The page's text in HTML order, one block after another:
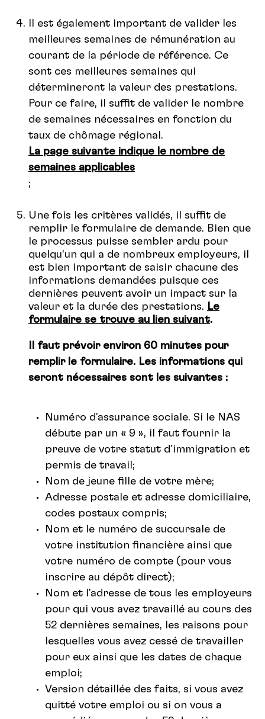
Il est également important de valider les
meilleures semaines de rémunération au
courant de la période de référence. Ce
sont ces meilleures semaines qui
détermineront la valeur des prestations.
Pour ce faire, il suffit de valider le nombre
de semaines nécessaires en fonction du
taux de chômage régional.
La page suivante indique le nombre de
semaines applicables
;
Une fois les critères validés, il suffit de
remplir le formulaire de demande. Bien que
le processus puisse sembler ardu pour
quelqu’un qui a de nombreux employeurs, il
est bien important de saisir chacune des
informations demandées puisque ces
dernières peuvent avoir un impact sur la
valeur et la durée des prestations. Le
formulaire se trouve au lien suivant.
Il faut prévoir environ 60 minutes pour
remplir le formulaire. Les informations qui
seront nécessaires sont les suivantes :
Numéro d'assurance sociale. Si le NAS
débute par un « 9 », il faut fournir la
preuve de votre statut d'immigration et
permis de travail;
Nom de jeune fille de votre mère;
Adresse postale et adresse domiciliaire,
codes postaux compris;
Nom et le numéro de succursale de
votre institution financière ainsi que
votre numéro de compte (pour vous
inscrire au dépôt direct);
Nom et l'adresse de tous les employeurs
pour qui vous avez travaillé au cours des
52 dernières semaines, les raisons pour
lesquelles vous avez cessé de travailler
pour eux ainsi que les dates de chaque
emploi;
Version détaillée des faits, si vous avez
quitté votre emploi ou si on vous a